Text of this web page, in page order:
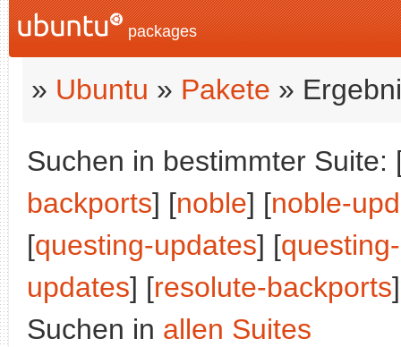
packages
» Ubuntu » Pakete »
Suchen in bestimmter Suite:
backports] [noble] [noble-
[questing-updates] [
updates] [resolute-backports
Suchen in allen Suites